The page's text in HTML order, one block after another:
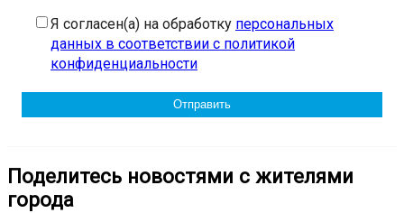
Я согласен(а) на обработку персональных
данных в соответствии с политикой
конфиденциальности
Поделитесь новостями с жителями
города